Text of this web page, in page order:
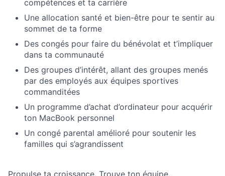
compétences et ta carrière
Une allocation santé et bien-être pour te sentir au
sommet de ta forme
Des congés pour faire du bénévolat et t’impliquer
dans ta communauté
Des groupes d’intérêt, allant des groupes menés
par des employés aux équipes sportives
commanditées
Un programme d’achat d’ordinateur pour acquérir
ton MacBook personnel
Un congé parental amélioré pour soutenir les
familles qui s’agrandissent